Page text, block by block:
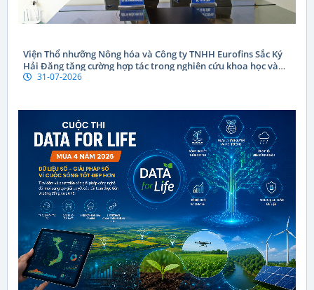
Viện Thổ nhưỡng Nông hóa và Công ty TNHH Eurofins Sắc Ký
Hải Đăng tăng cường hợp tác trong nghiên cứu khoa học và
chuyển giao công nghệ
31-07-2026